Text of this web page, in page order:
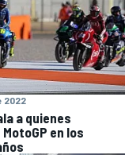
2022
a quienes
en los